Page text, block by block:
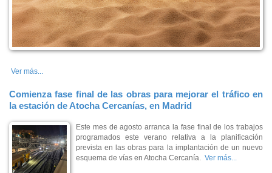
Ver más...
Comienza fase final de las obras para mejorar el tráfico en
la estación de Atocha Cercanías, en Madrid
Este mes de agosto arranca la fase final de los trabajos
programados este verano relativa a la planificación
prevista en las obras para la implantación de un nuevo
esquema de vías en Atocha Cercanía. Ver más...